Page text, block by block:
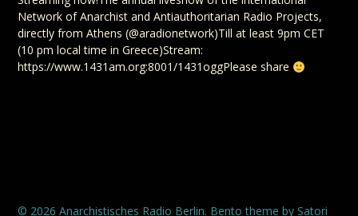
Network of Anarchist and Antiauthoritarian Radio Projects,
directly from Athens (@aradionetwork)Till at least 9pm CET
(10 pm local time in Greece)Stream:
https://www.1431am.org:8001/1431oggPlease share
© 2026 Anarchistisches Radio Berlin. Bento theme by Satori